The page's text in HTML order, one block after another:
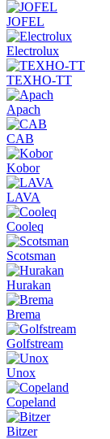
JOFEL
Electrolux
ТЕХНО-ТТ
Apach
CAB
Kobor
LAVA
Cooleq
Scotsman
Hurakan
Brema
Golfstream
Unox
Copeland
Bitzer